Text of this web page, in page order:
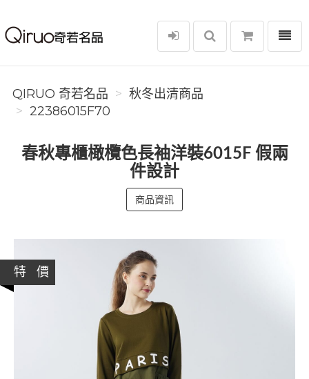
Qiruo 奇若名品
選單
QIRUO 奇若名品
秋冬出清商品
22386015F70
春秋專櫃橄欖色長袖洋裝6015F 假兩
件設計
商品資訊
特 價